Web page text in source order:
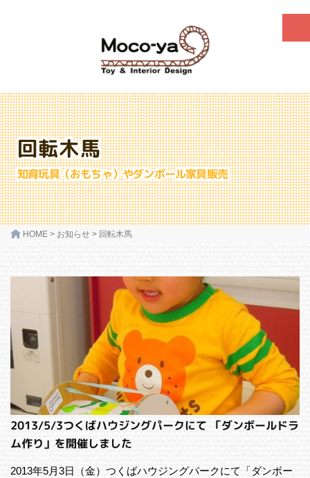
回転木馬
知育玩具（おもちゃ）やダンボール家具販売
HOME > お知らせ > 回転木馬
2013/5/3つくばハウジングパークにて 「ダンボールドラ
ム作り」を開催しました
2013年5月3日（金）つくばハウジングパークにて「ダンボー